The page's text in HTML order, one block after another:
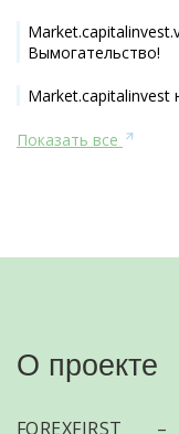
Вымогательство!
Market.capitalinvest
Показать все
О проекте
FOREXFIRST